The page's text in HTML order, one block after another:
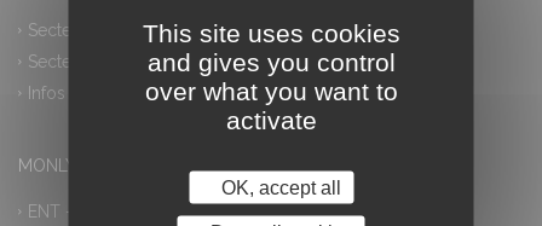
Secteur industriel
Secteur tertiaire
Infos pratiques
MONLYCEE.NET (ENT) – PRONOTE
ENT – Accès à PRONOTE
This site uses cookies
and gives you control
over what you want to
activate
OK, accept all